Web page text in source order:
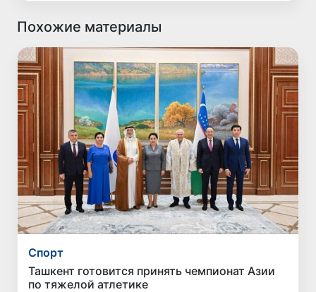
Похожие материалы
Спорт
Ташкент готовится принять чемпионат Азии
по тяжелой атлетике